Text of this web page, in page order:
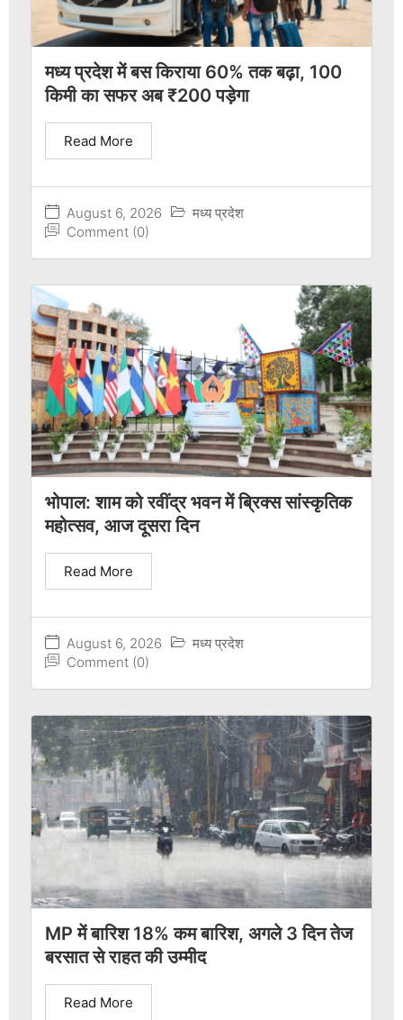
मध्य प्रदेश में बस किराया 60% तक बढ़ा, 100
किमी का सफर अब ₹200 पड़ेगा
August 6, 2026
मध्य प्रदेश
Comment (0)
Read More
भोपाल: शाम को रवींद्र भवन में ब्रिक्स सांस्कृतिक
महोत्सव, आज दूसरा दिन
August 6, 2026
मध्य प्रदेश
Comment (0)
Read More
MP में बारिश 18% कम बारिश, अगले 3 दिन तेज
बरसात से राहत की उम्मीद
Read More